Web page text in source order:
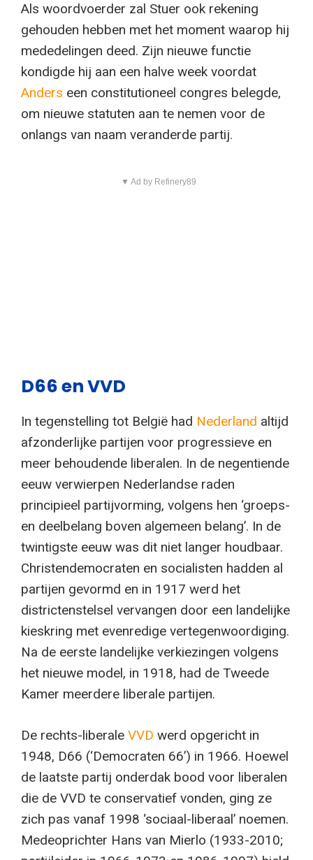
Als woordvoerder zal Stuer ook rekening
gehouden hebben met het moment waarop hij
mededelingen deed. Zijn nieuwe functie
kondigde hij aan een halve week voordat
Anders een constitutioneel congres belegde,
om nieuwe statuten aan te nemen voor de
onlangs van naam veranderde partij.
▼ Ad by Refinery89
D66 en VVD
In tegenstelling tot België had Nederland altijd
afzonderlijke partijen voor progressieve en
meer behoudende liberalen. In de negentiende
eeuw verwierpen Nederlandse raden
principieel partijvorming, volgens hen ‘groeps-
en deelbelang boven algemeen belang’. In de
twintigste eeuw was dit niet langer houdbaar.
Christendemocraten en socialisten hadden al
partijen gevormd en in 1917 werd het
districtenstelsel vervangen door een landelijke
kieskring met evenredige vertegenwoordiging.
Na de eerste landelijke verkiezingen volgens
het nieuwe model, in 1918, had de Tweede
Kamer meerdere liberale partijen.
De rechts-liberale VVD werd opgericht in
1948, D66 (‘Democraten 66’) in 1966. Hoewel
de laatste partij onderdak bood voor liberalen
die de VVD te conservatief vonden, ging ze
zich pas vanaf 1998 ‘sociaal-liberaal’ noemen.
Medeoprichter Hans van Mierlo (1933-2010;